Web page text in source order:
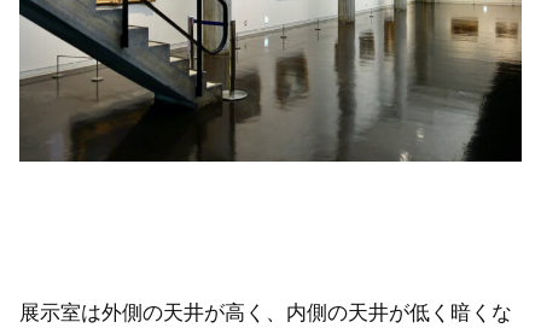
展示室は外側の天井が高く、内側の天井が低く暗くな